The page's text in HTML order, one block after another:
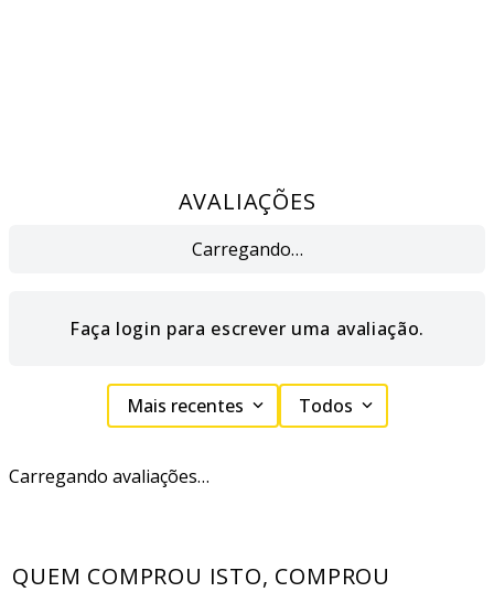
AVALIAÇÕES
Carregando…
Faça login para escrever uma avaliação.
Mais recentes Todos
Carregando avaliações…
QUEM COMPROU ISTO, COMPROU